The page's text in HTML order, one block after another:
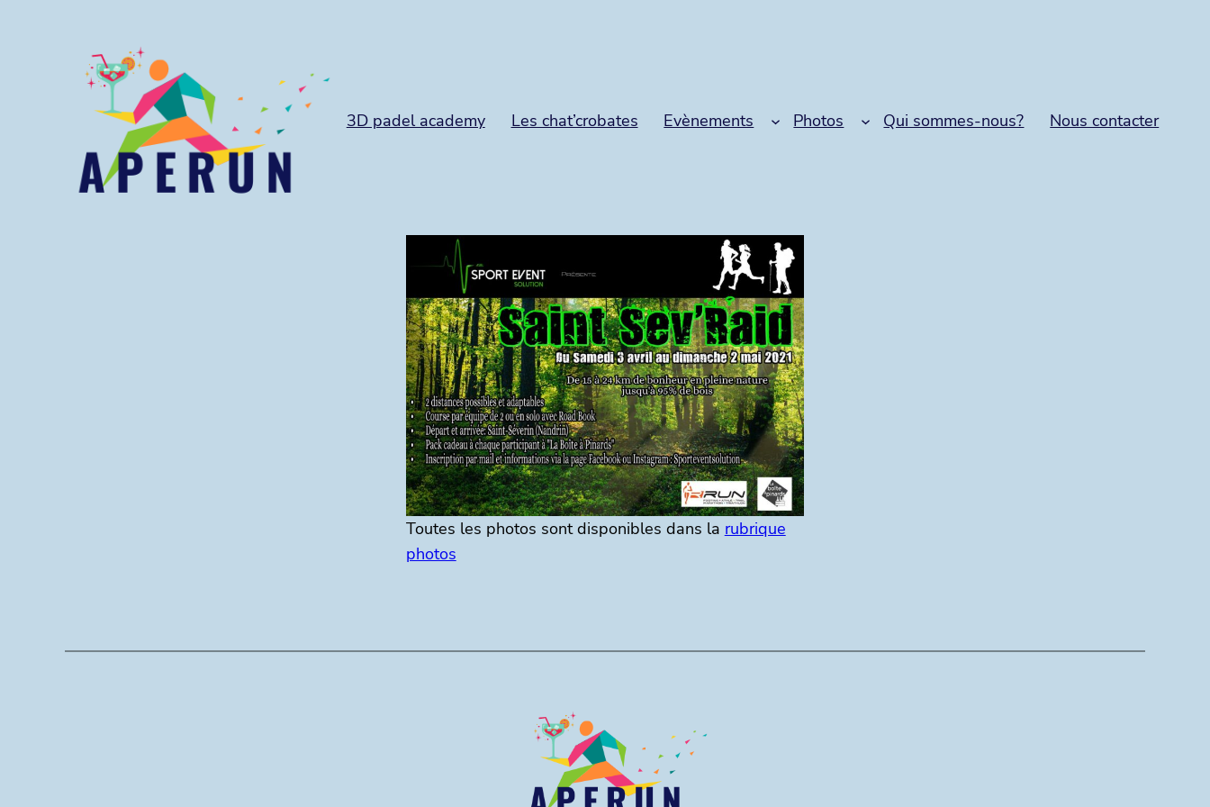
3D padel academy Les chat’crobates Evènements Photos Qui sommes-nous? Nous contacter
Toutes les photos sont disponibles dans la rubrique
photos